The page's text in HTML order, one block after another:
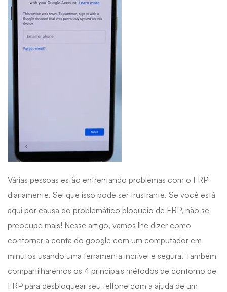
Várias pessoas estão enfrentando problemas com o FRP
diariamente. Sei que isso pode ser frustrante. Se você está
aqui por causa do problemático bloqueio de FRP, não se
preocupe mais! Nesse artigo, vamos lhe dizer como
contornar a conta do google com um computador em
minutos usando uma ferramenta incrível e segura. Também
compartilharemos os 4 principais métodos de contorno de
FRP para desbloquear seu telfone com a ajuda de um